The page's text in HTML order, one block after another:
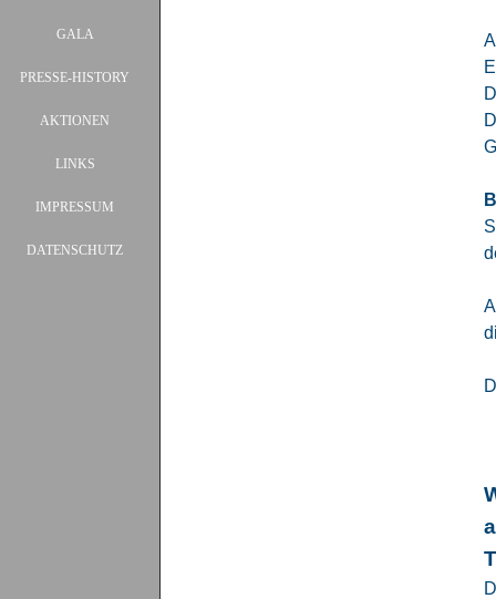
GALA
PRESSE-HISTORY
AKTIONEN
LINKS
IMPRESSUM
DATENSCHUTZ